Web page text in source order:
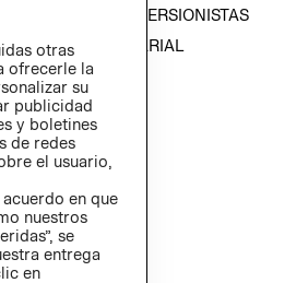
RELACIÓN CON INVERSIONISTAS
EMPRESARIAL
otras
ofrecerle la
su
publicidad
y boletines
de redes
el usuario,
en que
nuestros
se
entrega
en